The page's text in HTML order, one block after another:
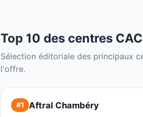
Top 10 des centres
Sélection éditoriale des principaux
l'offre.
#1 Aftral Chambéry